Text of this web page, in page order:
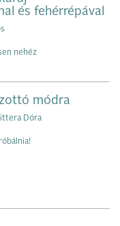
és fehérrépával
nehéz
módra
Dóra